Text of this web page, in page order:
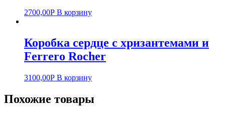
2700,00Р В корзину
Коробка сердце с хризантемами и
Ferrero Rocher
3100,00Р В корзину
Похожие товары